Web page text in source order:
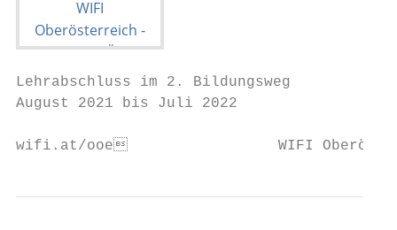
Lehrabschluss im 2. Bildungsweg
August 2021 bis Juli 2022
wifi.at/ooe                 WIFI